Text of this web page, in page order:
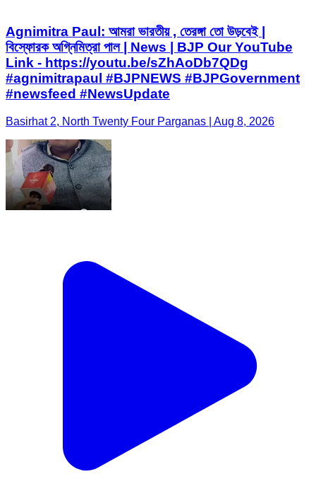
Agnimitra Paul: আমরা ভারতীয় , তেরঙ্গা তো উড়বেই |
বিস্ফোরক অগ্নিমিত্রা পাল | News | BJP Our YouTube
Link - https://youtu.be/sZhAoDb7QDg
#agnimitrapaul #BJPNEWS #BJPGovernment
#newsfeed #NewsUpdate
Basirhat 2, North Twenty Four Parganas | Aug 8, 2026